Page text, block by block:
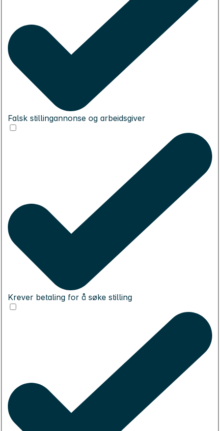
Falsk stillingannonse og arbeidsgiver
Krever betaling for å søke stilling